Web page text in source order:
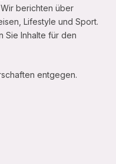
berichten über
Lifestyle und Sport.
Sie Inhalte für den
entgegen.